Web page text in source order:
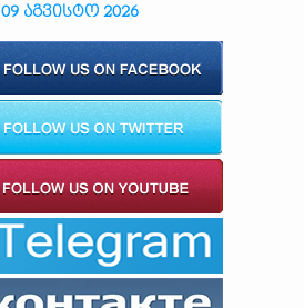
09 აგვისტო 2026